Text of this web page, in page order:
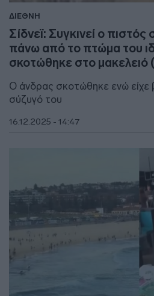
ΔΙΕΘΝΗ
Σίδνεϊ: Συγκινεί ο
πάνω από το πτώμα του
σκοτώθηκε στο μακελειό
Ο άνδρας σκοτώθηκε ενώ είχε
σύζυγό του
16.12.2025 - 14:47